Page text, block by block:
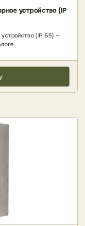
устройство (IP
(IP 65) —